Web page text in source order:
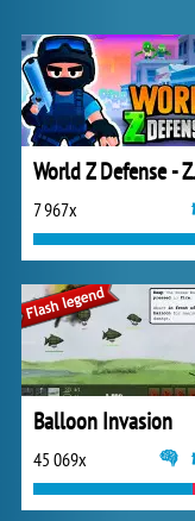
7 967x
Balloon Invasion
45 069x